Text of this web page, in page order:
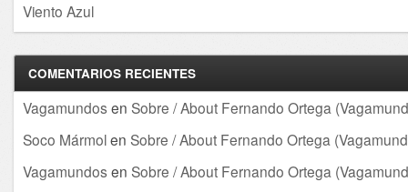
Viento Azul
COMENTARIOS RECIENTES
Vagamundos en Sobre / About Fernando Ortega
Soco Mármolen Sobre / About Fernando Ortega
Vagamundos en Sobre / About Fernando Ortega